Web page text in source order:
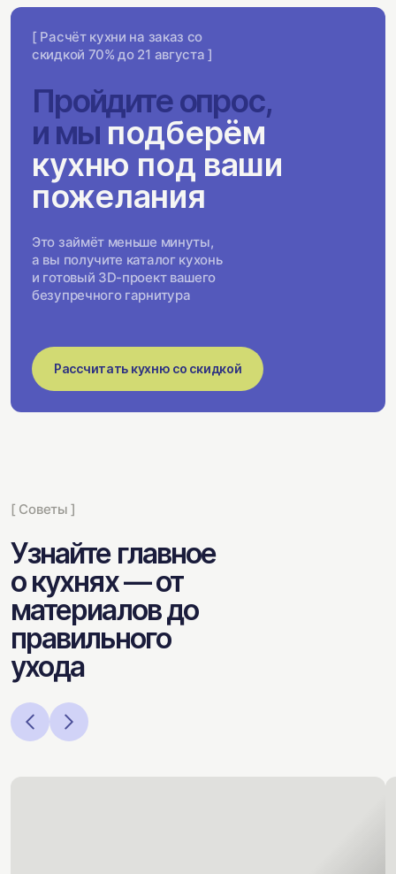
[ Расчёт кухни на заказ со
скидкой 70% до 21 августа ]
Пройдите опрос,
и мыподберём
кухню под ваши
пожелания
Это займёт меньше минуты,
а вы получите каталог кухонь
и готовый 3D-проект вашего
безупречного гарнитура
Рассчитать кухню со скидкой
[ Советы ]
Узнайте главное
о кухнях — от
материалов до
правильного
ухода